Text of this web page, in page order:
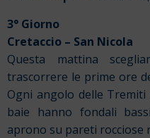
3° Giorno
Cretaccio – San Nicola
Questa mattina
trascorrere le prime ore
Ogni angolo delle
baie hanno fondali
aprono su pareti rocciose